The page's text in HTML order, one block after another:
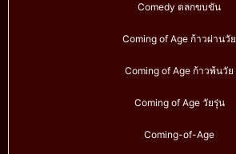
Comedy ตลกขบขัน
Coming of Age ก้าวผ่านวัย
Coming of Age ก้าวพ้นวัย
Coming of Age วัยรุ่น
Coming-of-Age